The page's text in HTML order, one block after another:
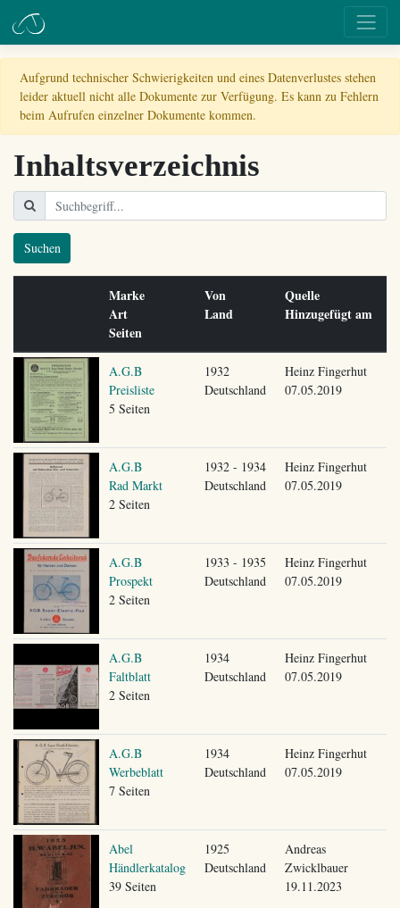
Aufgrund technischer Schwierigkeiten und eines Datenverlustes stehen
leider aktuell nicht alle Dokumente zur Verfügung. Es kann zu Fehlern
beim Aufrufen einzelner Dokumente kommen.
Inhaltsverzeichnis
Suchen
Marke
Art
Seiten
Von
Land
Quelle
Hinzugefügt am
A.G.B
Preisliste
5 Seiten
1932
Deutschland
Heinz Fingerhut
07.05.2019
A.G.B
Rad Markt
2 Seiten
1932 - 1934
Deutschland
Heinz Fingerhut
07.05.2019
A.G.B
Prospekt
2 Seiten
1933 - 1935
Deutschland
Heinz Fingerhut
07.05.2019
A.G.B
Faltblatt
2 Seiten
1934
Deutschland
Heinz Fingerhut
07.05.2019
A.G.B
Werbeblatt
7 Seiten
1934
Deutschland
Heinz Fingerhut
07.05.2019
Abel
Händlerkatalog
39 Seiten
1925
Deutschland
Andreas
Zwicklbauer
19.11.2023